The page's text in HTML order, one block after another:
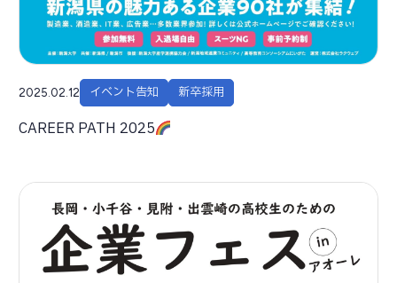
2025.02.12 イベント告知 新卒採用
CAREER PATH 2025